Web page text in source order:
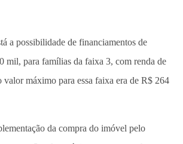
a possibilidade de financiamentos de
mil, para famílias da faixa 3, com renda de
máximo para essa faixa era de R$ 264
da compra do imóvel pelo